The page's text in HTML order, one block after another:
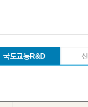
국토교통R&D